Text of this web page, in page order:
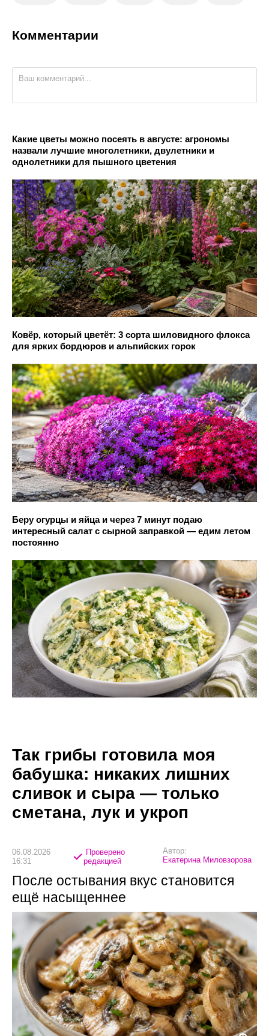
Комментарии
Какие цветы можно посеять в августе: агрономы
назвали лучшие многолетники, двулетники и
однолетники для пышного цветения
Ковёр, который цветёт: 3 сорта шиловидного флокса
для ярких бордюров и альпийских горок
Беру огурцы и яйца и через 7 минут подаю
интересный салат с сырной заправкой — едим летом
постоянно
Так грибы готовила моя
бабушка: никаких лишних
сливок и сыра — только
сметана, лук и укроп
06.08.2026
16:31
Проверено
редакцией
Автор:
Екатерина Миловзорова
После остывания вкус становится
ещё насыщеннее